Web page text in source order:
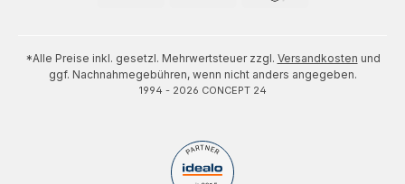
*Alle Preise inkl. gesetzl. Mehrwertsteuer zzgl. Versandkosten und
ggf. Nachnahmegebühren, wenn nicht anders angegeben.
1994 - 2026 CONCEPT 24